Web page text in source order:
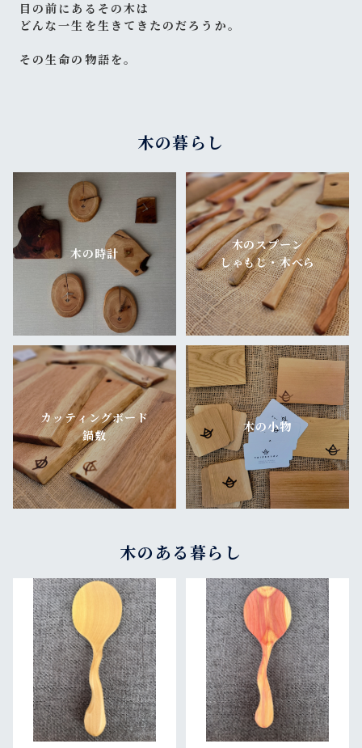
目の前にあるその木は
どんな一生を生きてきたのだろうか。
その生命の物語を。
木の暮らし
木の時計
木のスプーン
しゃもじ・木べら
カッティングボード
鍋敷
木の小物
木のある暮らし